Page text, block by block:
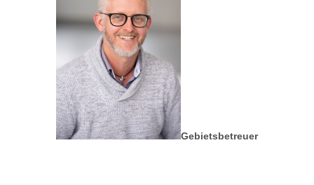
Gebietsbetreuer